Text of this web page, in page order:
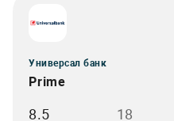
Универсал банк
Prime
8.5 18